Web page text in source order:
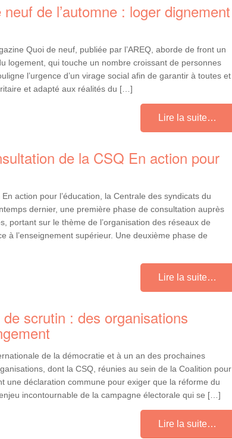
de l’automne : loger dignement
Quoi de neuf, publiée par l’AREQ, aborde de front un
logement, qui touche un nombre croissant de personnes
l’urgence d’un virage social afin de garantir à toutes et
et adapté aux réalités du […]
Lire la suite…
de la CSQ En action pour
action pour l’éducation, la Centrale des syndicats du
dernier, une première phase de consultation auprès
portant sur le thème de l’organisation des réseaux de
à l’enseignement supérieur. Une deuxième phase de
Lire la suite…
scrutin : des organisations
de la démocratie et à un an des prochaines
dont la CSQ, réunies au sein de la Coalition pour
une déclaration commune pour exiger que la réforme du
incontournable de la campagne électorale qui se […]
Lire la suite…